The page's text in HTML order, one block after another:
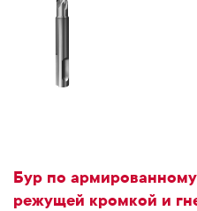
Бур по
режущей кромкой и